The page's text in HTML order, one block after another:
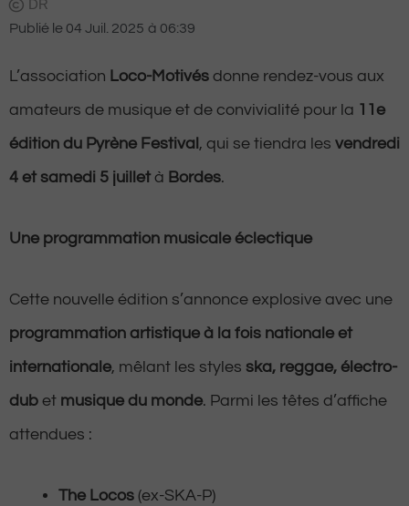
DR
Publié le 04 Juil. 2025 à 06:39
L’association Loco-Motivés donne rendez-vous aux
amateurs de musique et de convivialité pour la 11e
édition du Pyrène Festival , qui se tiendra les vendredi
4 et samedi 5 juillet à Bordes.
Une programmation musicale éclectique
Cette nouvelle édition s’annonce explosive avec une
programmation artistique à la fois nationale et
internationale, mêlant les styles ska, reggae, électro-
dub et musique du monde. Parmi les têtes d’affiche
attendues :
The Locos (ex-SKA-P)